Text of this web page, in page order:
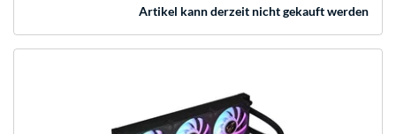
Artikel kann derzeit nicht gekauft werden